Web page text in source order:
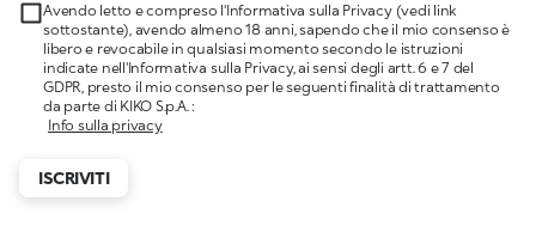
Avendo letto e compreso l'Informativa sulla Privacy (vedi link
sottostante), avendo almeno 18 anni, sapendo che il mio consenso è
libero e revocabile in qualsiasi momento secondo le istruzioni
indicate nell'Informativa sulla Privacy, ai sensi degli artt. 6 e 7 del
GDPR, presto il mio consenso per le seguenti finalità di trattamento
da parte di KIKO S.p.A. :
Info sulla privacy
ISCRIVITI